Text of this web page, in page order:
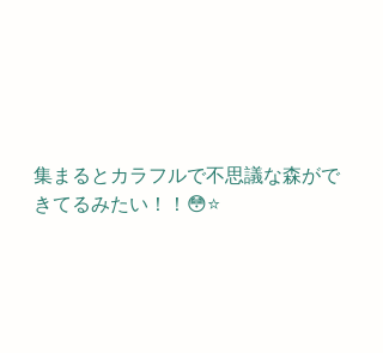
集まるとカラフルで不思議な森がで
きてるみたい！！😳⭐️